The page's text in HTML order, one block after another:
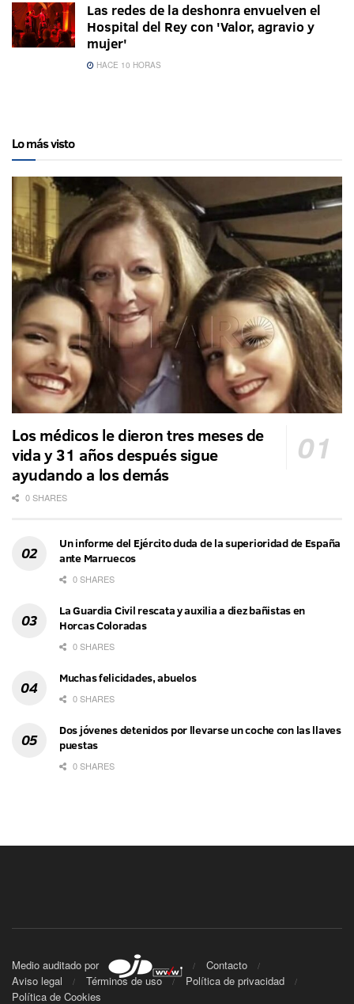
Las redes de la deshonra envuelven el
Hospital del Rey con 'Valor, agravio y
mujer'
HACE 10 HORAS
Lo más visto
Los médicos le dieron tres meses de
vida y 31 años después sigue
ayudando a los demás
0 SHARES
Un informe del Ejército duda de la superioridad de España
ante Marruecos
0 SHARES
La Guardia Civil rescata y auxilia a diez bañistas en
Horcas Coloradas
0 SHARES
Muchas felicidades, abuelos
0 SHARES
Dos jóvenes detenidos por llevarse un coche con las llaves
puestas
0 SHARES
Medio auditado por
Contacto
Aviso legal
Términos de uso
Política de privacidad
Política de Cookies